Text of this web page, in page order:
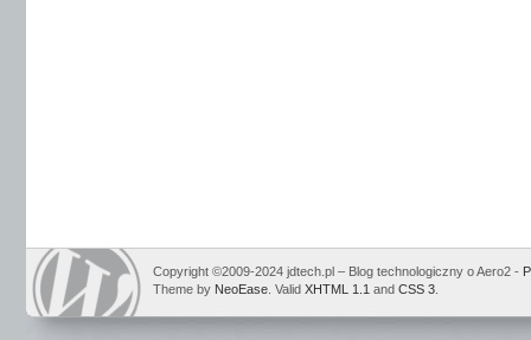
Copyright ©2009-2024 jdtech.pl – Blog technologiczny o Aero2 -
Theme by NeoEase . Valid XHTML 1.1 and CSS 3